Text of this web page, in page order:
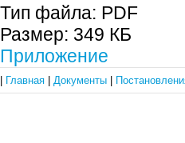
Тип файла: PDF
Размер: 349 КБ
Приложение
Главная Документы